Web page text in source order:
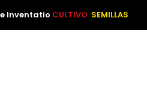
Inventatio CULTIVO SEMILLAS